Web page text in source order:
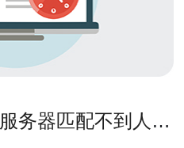
务器匹配不到人问